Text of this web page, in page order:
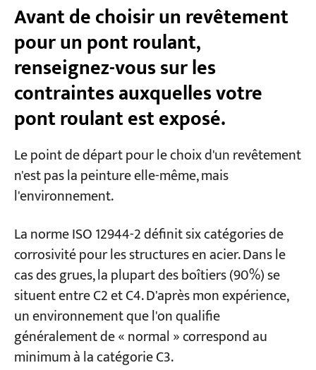
Étape 5 : Test d'adhérence
Défauts de revêtement
courants — Évaluation rapide
Ce que nous avons fait
FAQ
Quel est le revêtement standard pour un
pont roulant d'intérieur standard ?
Puis-je simplement utiliser le système le plus
épais, quel que soit l'environnement ?
Quelle est la meilleure solution : la
galvanisation à chaud ou le revêtement par
peinture ?
Comment puis-je vérifier si le système de
revêtement proposé par le fabricant est
Avant de choisir un revêtement
pour un pont roulant,
renseignez-vous sur les
contraintes auxquelles votre
pont roulant est exposé.
Le point de départ pour le choix d'un revêtement
n'est pas la peinture elle-même, mais
l'environnement.
La norme ISO 12944-2 définit six catégories de
corrosivité pour les structures en acier. Dans le
cas des grues, la plupart des boîtiers (90%) se
situent entre C2 et C4. D'après mon expérience,
un environnement que l'on qualifie
généralement de « normal » correspond au
minimum à la catégorie C3.